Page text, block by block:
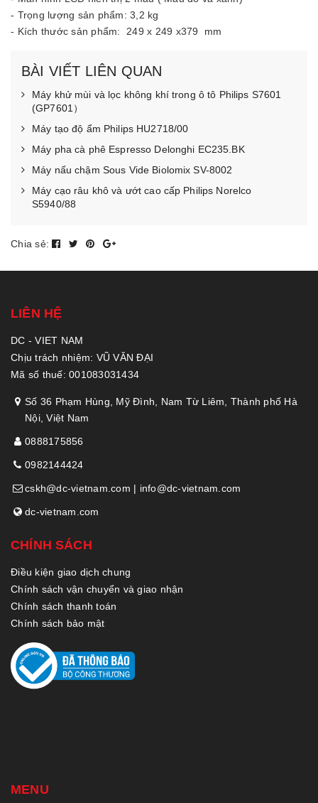
- Trọng lượng sản phẩm: 3,2 kg
- Kích thước sản phẩm: 249 x 249 x379 mm
BÀI VIẾT LIÊN QUAN
Máy khử mùi và lọc không khí trong ô tô Philips S7601
(GP7601）
Máy tạo độ ẩm Philips HU2718/00
Máy pha cà phê Espresso Delonghi EC235.BK
Máy nấu chậm Sous Vide Biolomix SV-8002
Máy cạo râu khô và ướt cao cấp Philips Norelco
S5940/88
Chia sẻ:
LIÊN HỆ
DC - VIET NAM
Chịu trách nhiệm: VŨ VĂN ĐẠI
Mã số thuế: 001083031434
Số 36 Phạm Hùng, Mỹ Đình, Nam Từ Liêm, Thành phố Hà
Nội, Việt Nam
0888175856
0982144424
cskh@dc-vietnam.com | info@dc-vietnam.com
dc-vietnam.com
CHÍNH SÁCH
Điều kiện giao dịch chung
Chính sách vận chuyển và giao nhận
Chính sách thanh toán
Chính sách bảo mật
MENU